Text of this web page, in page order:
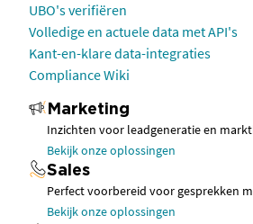
UBO's verifiëren
Volledige en actuele data met API's
Kant-en-klare data-integraties
Compliance Wiki
Marketing
Inzichten voor leadgeneratie en
Bekijk onze oplossingen
Sales
Perfect voorbereid voor gesprekken
Bekijk onze oplossingen